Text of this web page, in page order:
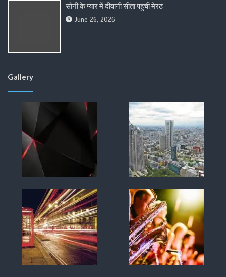
सोनी के प्यार में दीवानी सीता पहुंची मेरठ
June 26, 2026
Gallery